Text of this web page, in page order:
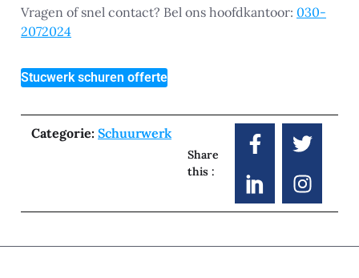
Vragen of snel contact? Bel ons hoofdkantoor: 030-
2072024
Stucwerk schuren offerte
Categorie: Schuurwerk
Share
this :